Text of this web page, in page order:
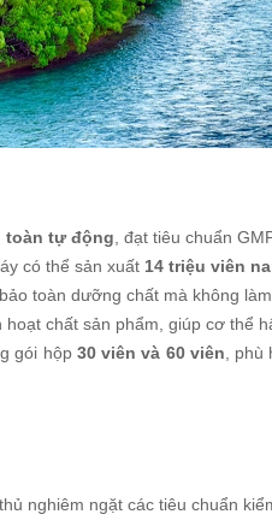
toàn tự động , đạt tiêu chuẩn
có thể sản xuất 14 triệu viên
bảo toàn dưỡng chất mà không
hoạt chất sản phẩm, giúp cơ thể
gói hộp 30 viên và 60 viên ,
nghiêm ngặt các tiêu chuẩn